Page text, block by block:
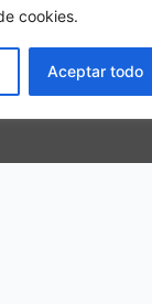
cookies.
Aceptar todo